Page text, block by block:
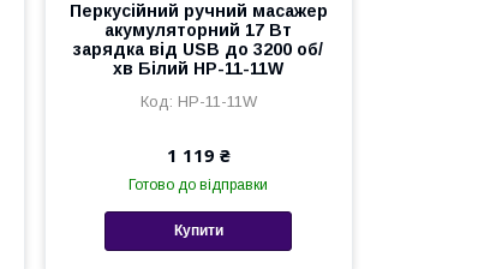
Перкусійний ручний масажер
акумуляторний 17 Вт
зарядка від USB до 3200 об/
хв Білий HP-11-11W
HP-11-11W
1 119 ₴
Готово до відправки
Купити